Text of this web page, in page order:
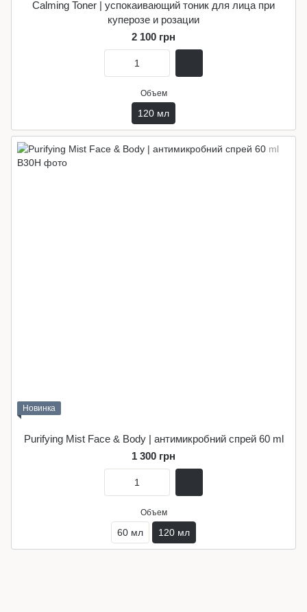
Calming Toner | успокаивающий тоник для лица при
куперозе и розации
2 100 грн
Объем
120 мл
Новинка
Purifying Mist Face & Body | антимикробний спрей 60 ml
1 300 грн
Объем
60 мл 120 мл